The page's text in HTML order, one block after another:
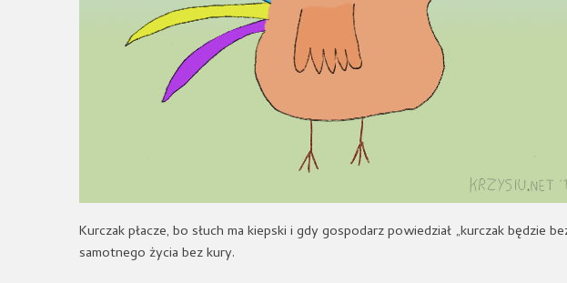
Kurczak płacze, bo słuch ma kiepski i gdy gospodarz powiedział „kurczak będzie
samotnego życia bez kury.